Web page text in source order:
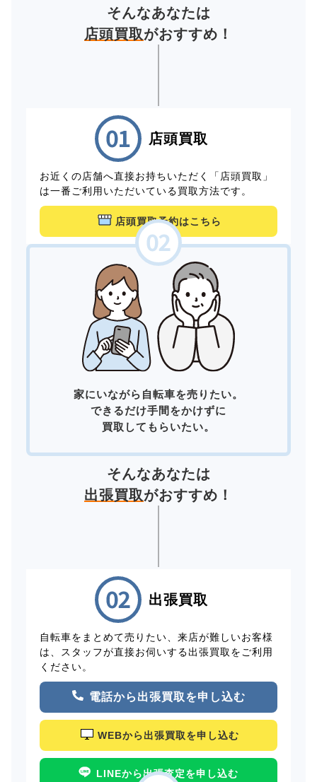
そんなあなたは
店頭買取がおすすめ！
店頭買取
お近くの店舗へ直接お持ちいただく「店頭買取」
は一番ご利用いただいている買取方法です。
店頭買取予約はこちら
家にいながら自転車を売りたい。
できるだけ手間をかけずに
買取してもらいたい。
そんなあなたは
出張買取がおすすめ！
出張買取
自転車をまとめて売りたい、来店が難しいお客様
は、スタッフが直接お伺いする出張買取をご利用
ください。
電話から出張買取を申し込む
WEBから出張買取を申し込む
LINEから出張査定を申し込む